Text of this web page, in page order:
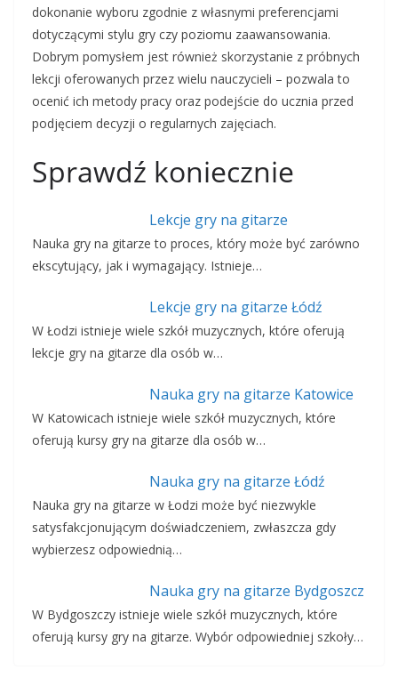
dokonanie wyboru zgodnie z własnymi preferencjami
dotyczącymi stylu gry czy poziomu zaawansowania.
Dobrym pomysłem jest również skorzystanie z próbnych
lekcji oferowanych przez wielu nauczycieli – pozwala to
ocenić ich metody pracy oraz podejście do ucznia przed
podjęciem decyzji o regularnych zajęciach.
Sprawdź koniecznie
Lekcje gry na gitarze
Nauka gry na gitarze to proces, który może być zarówno
ekscytujący, jak i wymagający. Istnieje…
Lekcje gry na gitarze Łódź
W Łodzi istnieje wiele szkół muzycznych, które oferują
lekcje gry na gitarze dla osób w…
Nauka gry na gitarze Katowice
W Katowicach istnieje wiele szkół muzycznych, które
oferują kursy gry na gitarze dla osób w…
Nauka gry na gitarze Łódź
Nauka gry na gitarze w Łodzi może być niezwykle
satysfakcjonującym doświadczeniem, zwłaszcza gdy
wybierzesz odpowiednią…
Nauka gry na gitarze Bydgoszcz
W Bydgoszczy istnieje wiele szkół muzycznych, które
oferują kursy gry na gitarze. Wybór odpowiedniej szkoły…